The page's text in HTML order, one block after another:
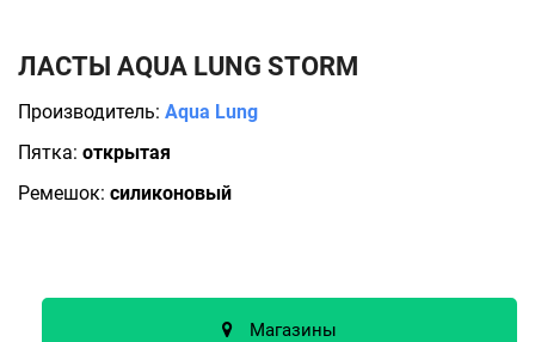
ЛАСТЫ AQUA LUNG STORM
Производитель: Aqua Lung
Пятка: открытая
Ремешок: силиконовый
Магазины